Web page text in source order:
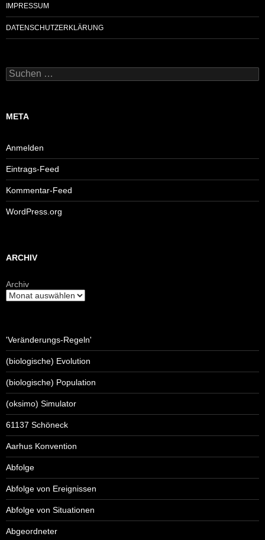
IMPRESSUM
DATENSCHUTZERKLÄRUNG
Suchen
nach:
META
Anmelden
Eintrags-Feed
Kommentar-Feed
WordPress.org
ARCHIV
Archiv
'Veränderungs-Regeln'
(biologische) Evolution
(biologische) Population
(oksimo) Simulator
61137 Schöneck
Aarhus Konvention
Abfolge
Abfolge von Ereignissen
Abfolge von Situationen
Abgeordneter